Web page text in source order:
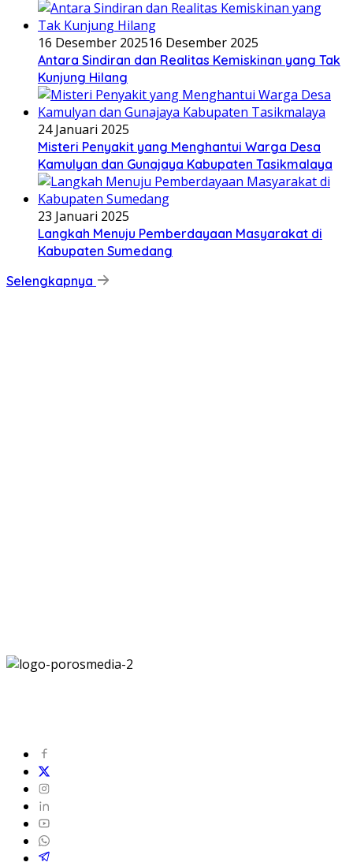
16 Desember 202516 Desember 2025
Antara Sindiran dan Realitas Kemiskinan yang Tak
Kunjung Hilang
24 Januari 2025
Misteri Penyakit yang Menghantui Warga Desa
Kamulyan dan Gunajaya Kabupaten Tasikmalaya
23 Januari 2025
Langkah Menuju Pemberdayaan Masyarakat di
Kabupaten Sumedang
Selengkapnya